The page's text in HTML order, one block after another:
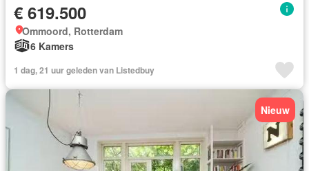
€ 619.500
Ommoord, Rotterdam
6 Kamers
1 dag, 21 uur geleden van Listedbuy
Nieuw